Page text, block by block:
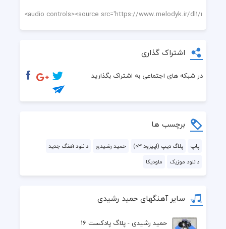
اشتراک گذاری
در شبکه های اجتماعی به اشتراک بگذارید
برچسب ها
پاپ پلاگ دیپ (اپیزود 03) حمید رشیدی
دانلود آهنگ جدید
دانلود موزیک
ملودیکا
سایر آهنگهای حمید رشیدی
حمید رشیدی - پلاگ پادکست 16